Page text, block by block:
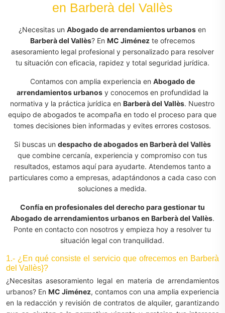
en Barberà del Vallès
¿Necesitas unAbogado de arrendamientos urbanos en
Barberà del Vallès? En MC Jiménezte ofrecemos
asesoramiento legal profesional y personalizado para resolver
tu situación con eficacia, rapidez y total seguridad jurídica.
Contamos con amplia experiencia en Abogado de
arrendamientos urbanosy conocemos en profundidad la
normativa y la práctica jurídica enBarberà del Vallès. Nuestro
equipo de abogados te acompaña en todo el proceso para que
tomes decisiones bien informadas y evites errores costosos.
Si buscas un despacho de abogados en Barberà del Vallès
que combine cercanía, experiencia y compromiso con tus
resultados, estamos aquí para ayudarte. Atendemos tanto a
particulares como a empresas, adaptándonos a cada caso con
soluciones a medida.
Confía en profesionales del derecho para gestionar tu
Abogado de arrendamientos urbanos en Barberà del Vallès.
Ponte en contacto con nosotros y empieza hoy a resolver tu
situación legal con tranquilidad.
1.- ¿En qué consiste el servicio que ofrecemos en Barberà
del Vallès}?
¿Necesitas asesoramiento legal en materia de arrendamientos
urbanos? En MC Jiménez, contamos con una amplia experiencia
en la redacción y revisión de contratos de alquiler, garantizando